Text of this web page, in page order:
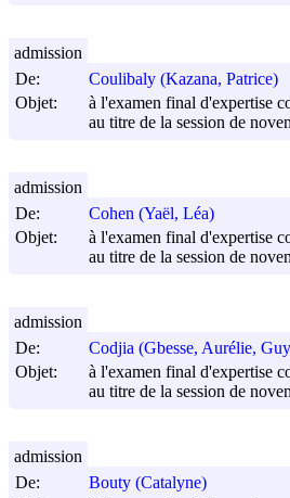
De:
Coulibaly (Kazana, Patrice)
Objet:
à l'examen final d'expertise
au titre de la session de
admission
De:
Cohen (Yaël, Léa)
Objet:
à l'examen final d'expertise
au titre de la session de
admission
De:
Codjia (Gbesse, Aurélie,
Objet:
à l'examen final d'expertise
au titre de la session de
admission
De:
Bouty (Catalyne)
admission